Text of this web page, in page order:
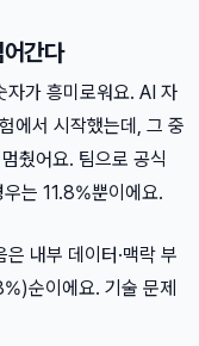
간다
자가 흥미로워요. AI 자
에서 시작했는데, 그 중
췄어요. 팀으로 공식
는 11.8%뿐이에요.
내부 데이터·맥락 부
순이에요. 기술 문제